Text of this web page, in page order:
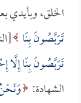
الخلق، وبأيدي
تَرَبَّصُونَ بِنَا
تَرَبَّصُونَ بِنَا إِلَّا
الشهادة: